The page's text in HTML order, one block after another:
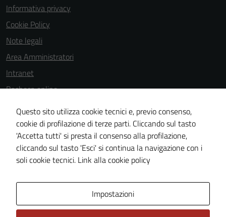
Informativa privacy
Cookie Policy
Note legali
Area Amministratori
Intranet
Bacheca online
Dichiarazione di accessibilità
Dichiarazione di accessibilità e modalità di segnalazioni di non
conformità
Piano di miglioramento del sito
Questo sito utilizza cookie tecnici e, previo consenso,
cookie di profilazione di terze parti. Cliccando sul tasto
'Accetta tutti' si presta il consenso alla profilazione,
cliccando sul tasto 'Esci' si continua la navigazione con i
soli cookie tecnici. Link alla cookie policy
Impostazioni